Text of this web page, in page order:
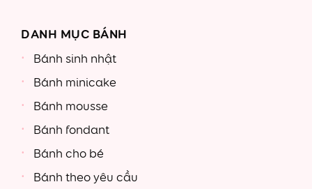
DANH MỤC BÁNH
Bánh sinh nhật
Bánh minicake
Bánh mousse
Bánh fondant
Bánh cho bé
Bánh theo yêu cầu